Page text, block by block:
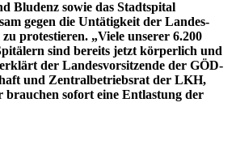
Bludenz sowie das Stadtspital
gegen die Untätigkeit der Landes-
protestieren. „Viele unserer 6.200
sind bereits jetzt körperlich und
der Landesvorsitzende der GÖD-
und Zentralbetriebsrat der LKH,
brauchen sofort eine Entlastung der